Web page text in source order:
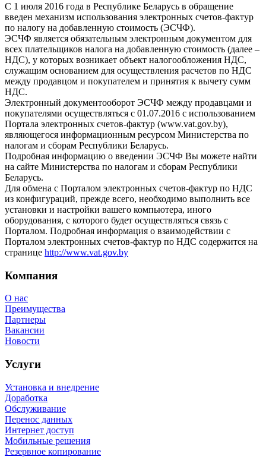
С 1 июля 2016 года в Республике Беларусь в обращение
введен механизм использования электронных счетов-фактур
по налогу на добавленную стоимость (ЭСЧФ).
ЭСЧФ является обязательным электронным документом для
всех плательщиков налога на добавленную стоимость (далее –
НДС), у которых возникает объект налогообложения НДС,
служащим основанием для осуществления расчетов по НДС
между продавцом и покупателем и принятия к вычету сумм
НДС.
Электронный документооборот ЭСЧФ между продавцами и
покупателями осуществляться с 01.07.2016 с использованием
Портала электронных счетов-фактур (www.vat.gov.by),
являющегося информационным ресурсом Министерства по
налогам и сборам Республики Беларусь.
Подробная информацию о введении ЭСЧФ Вы можете найти
на сайте Министерства по налогам и сборам Республики
Беларусь.
Для обмена с Порталом электронных счетов-фактур по НДС
из конфигураций, прежде всего, необходимо выполнить все
установки и настройки вашего компьютера, иного
оборудования, с которого будет осуществляться связь с
Порталом. Подробная информация о взаимодействии с
Порталом электронных счетов-фактур по НДС содержится на
странице http://www.vat.gov.by
Компания
О нас
Преимущества
Партнеры
Вакансии
Новости
Услуги
Установка и внедрение
Доработка
Обслуживание
Перенос данных
Интернет доступ
Мобильные решения
Резервное копирование